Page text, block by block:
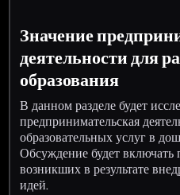
Значение
деятельности для
образования
В данном разделе будет
предпринимательская
образовательных услуг в
Обсуждение будет
возникших в результате
идей.